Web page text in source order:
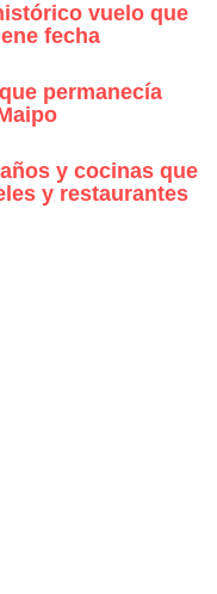
vuelo que
fecha
permanecía
y cocinas que
y restaurantes